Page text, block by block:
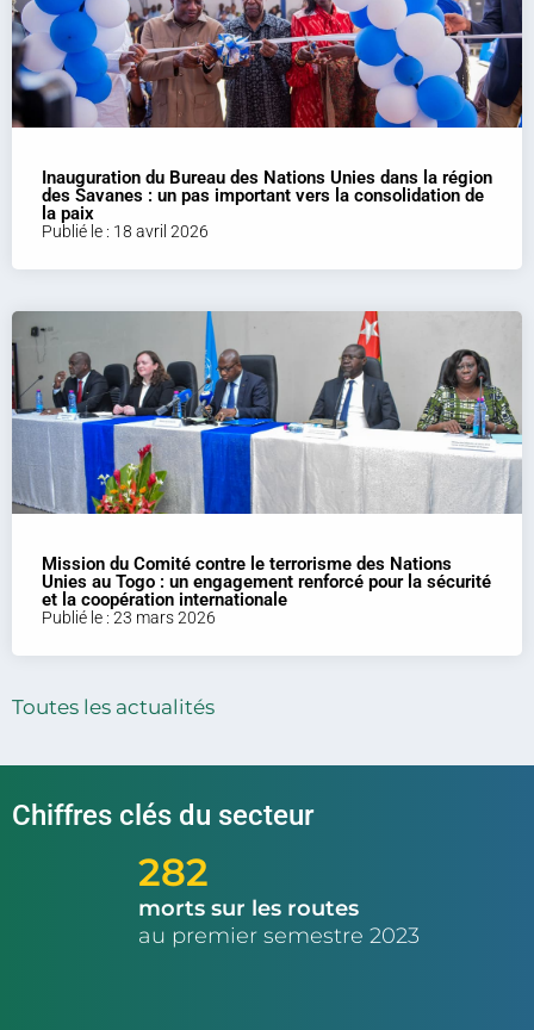
Inauguration du Bureau des Nations Unies dans la région
des Savanes : un pas important vers la consolidation de
la paix
Publié le : 18 avril 2026
Mission du Comité contre le terrorisme des Nations
Unies au Togo : un engagement renforcé pour la sécurité
et la coopération internationale
Publié le : 23 mars 2026
Toutes les actualités
Chiffres clés du secteur
282
morts sur les routes
au premier semestre 2023